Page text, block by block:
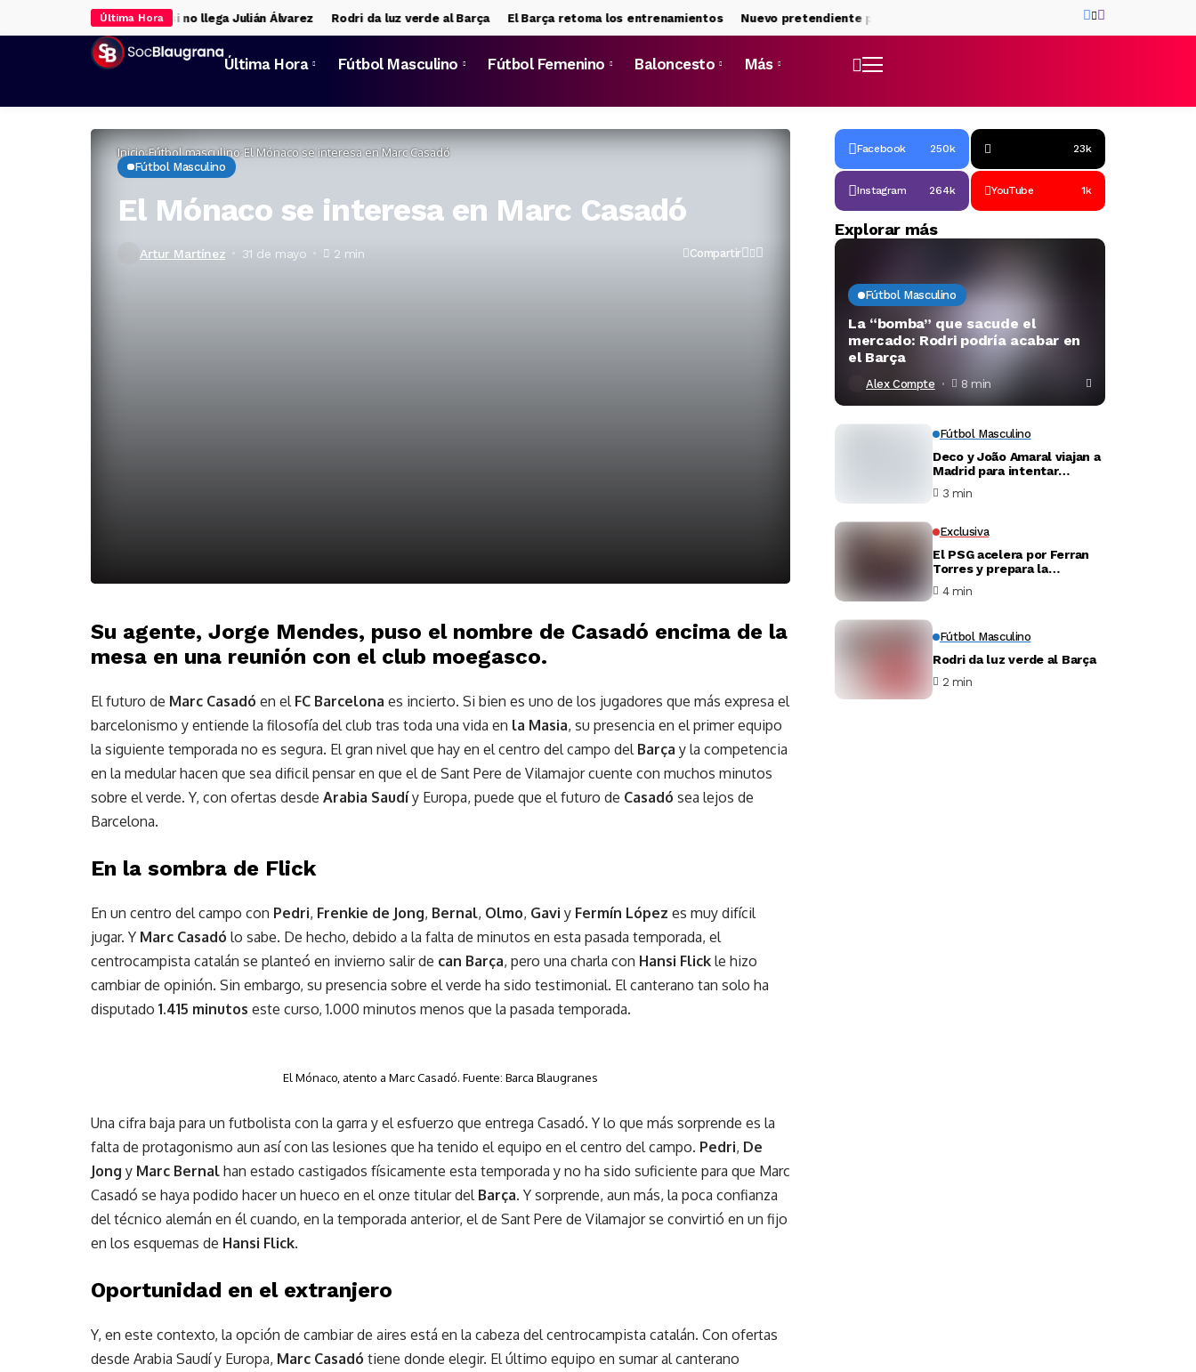
Última Hora
para la delantera si no llega Julián Álvarez Rodri da luz verde al Barça El Barça retoma los entrenamientos Nuevo pretendiente para Roony Bardghji El rol que prepara Hansi Flick para
Última Hora Fútbol Masculino Fútbol Femenino Baloncesto Más
Inicio Fútbol masculino El Mónaco se interesa en Marc Casadó
Fútbol Masculino
El Mónaco se interesa en Marc Casadó
Artur Martínez 31 de mayo 2 min Compartir
Su agente, Jorge Mendes, puso el nombre de Casadó encima de la
mesa en una reunión con el club moegasco.
El futuro de Marc Casadó en el FC Barcelona es incierto. Si bien es uno de los jugadores que más expresa el
barcelonismo y entiende la filosofía del club tras toda una vida en la Masia, su presencia en el primer equipo
la siguiente temporada no es segura. El gran nivel que hay en el centro del campo del Barça y la competencia
en la medular hacen que sea dificil pensar en que el de Sant Pere de Vilamajor cuente con muchos minutos
sobre el verde. Y, con ofertas desde Arabia Saudíy Europa, puede que el futuro de Casadó sea lejos de
Barcelona.
En la sombra de Flick
En un centro del campo con Pedri, Frenkie de Jong, Bernal, Olmo, Gavi y Fermín López es muy difícil
jugar. Y Marc Casadó lo sabe. De hecho, debido a la falta de minutos en esta pasada temporada, el
centrocampista catalán se planteó en invierno salir de can Barça, pero una charla con Hansi Flick le hizo
cambiar de opinión. Sin embargo, su presencia sobre el verde ha sido testimonial. El canterano tan solo ha
disputado 1.415 minutos este curso, 1.000 minutos menos que la pasada temporada.
El Mónaco, atento a Marc Casadó. Fuente: Barca Blaugranes
Una cifra baja para un futbolista con la garra y el esfuerzo que entrega Casadó. Y lo que más sorprende es la
falta de protagonismo aun así con las lesiones que ha tenido el equipo en el centro del campo. Pedri, De
Jong y Marc Bernal han estado castigados físicamente esta temporada y no ha sido suficiente para que Marc
Casadó se haya podido hacer un hueco en el onze titular del Barça. Y sorprende, aun más, la poca confianza
del técnico alemán en él cuando, en la temporada anterior, el de Sant Pere de Vilamajor se convirtió en un fijo
en los esquemas de Hansi Flick.
Oportunidad en el extranjero
Y, en este contexto, la opción de cambiar de aires está en la cabeza del centrocampista catalán. Con ofertas
desde Arabia Saudí y Europa, Marc Casadó tiene donde elegir. El último equipo en sumar al canterano
Facebook 250k 23k
Instagram 264k YouTube 1k
Explorar más
Fútbol Masculino
La “bomba” que sacude el
mercado: Rodri podría acabar en
el Barça
Alex Compte 8 min
Fútbol Masculino
Deco y João Amaral viajan a
Madrid para intentar
Julián Álvarez
3 min
Exclusiva
El PSG acelera por Ferran
Torres y prepara la
4 min
Fútbol Masculino
Rodri da luz verde al Barça
2 min